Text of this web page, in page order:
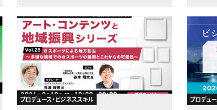
プロデュース・ビジネススキル プロデュ